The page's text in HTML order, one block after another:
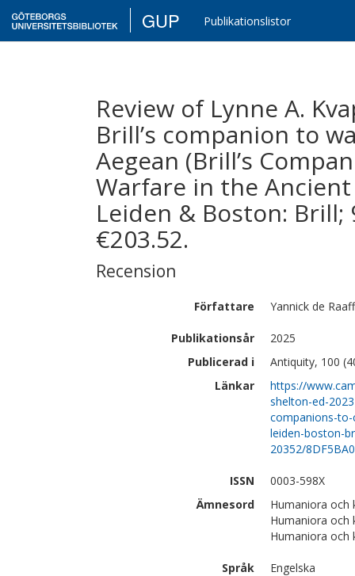
GUP Publikationslistor
Review of Lynne A.
Brill’s companion to
Aegean (Brill’s
Warfare in the
Leiden & Boston: Brill;
€203.52.
Recension
Författare Yannick de Raaff
Publikationsår
2025
Publicerad i
Antiquity, 100
Länkar
https://
shelton-ed-
companions-
leiden-boston-
20352/
ISSN
0003-598X
Ämnesord
Humaniora
Humaniora
Humaniora
Språk
Engelska